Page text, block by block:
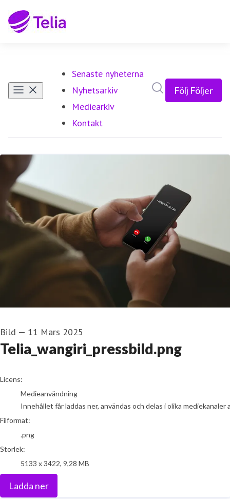
Senaste nyheterna
Nyhetsarkiv
Mediearkiv
Kontakt
Följ Följer
Bild — 11 Mars 2025
Telia_wangiri_pressbild.png
go to media item
Licens:
Medieanvändning
Innehållet får laddas ner, användas och delas i olika
Filformat:
.png
Storlek:
5133 x 3422, 9,28 MB
Ladda ner